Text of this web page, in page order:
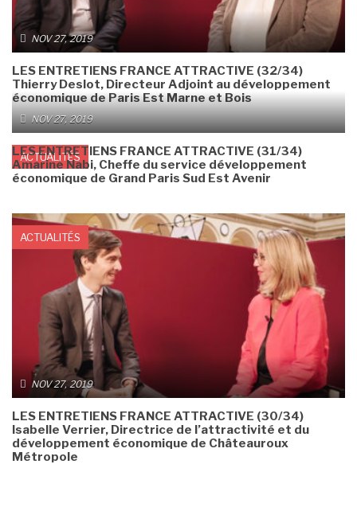
NOV 27, 2019
LES ENTRETIENS FRANCE ATTRACTIVE (32/34)
Thierry Deslot, Directeur Adjoint au développement
économique de Paris Est Marne et Bois
ACTUALITÉS
NOV 27, 2019
LES ENTRETIENS FRANCE ATTRACTIVE (31/34)
Amarine Nabi, Cheffe du service développement
économique de Grand Paris Sud Est Avenir
ACTUALITÉS
NOV 27, 2019
LES ENTRETIENS FRANCE ATTRACTIVE (30/34)
Isabelle Verrier, Directrice de l’attractivité et du
développement économique de Châteauroux
Métropole